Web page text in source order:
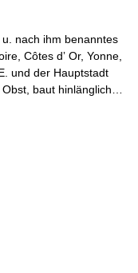
nach ihm benanntes
Côtes dʼ Or, Yonne,
und der Hauptstadt
baut hinlänglich…